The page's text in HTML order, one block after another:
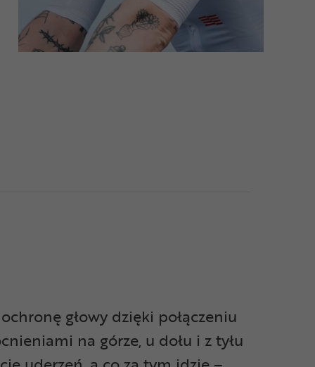
głowy dzięki połączeniu
na górze, u dołu i z tyłu